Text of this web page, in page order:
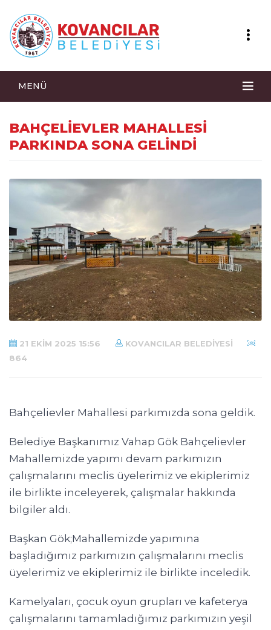
MENÜ
BAHÇELİEVLER MAHALLESİ
PARKINDA SONA GELİNDİ
21 EKIM 2025 15:56
KOVANCILAR BELEDIYESI
864
Bahçelievler Mahallesi parkımızda sona geldik.
Belediye Başkanımız Vahap Gök Bahçelievler
Mahallemizde yapımı devam parkımızın
çalışmalarını meclis üyelerimiz ve ekiplerimiz
ile birlikte inceleyerek, çalışmalar hakkında
bilgiler aldı.
Başkan Gök;Mahallemizde yapımına
başladığımız parkımızın çalışmalarını meclis
üyelerimiz ve ekiplerimiz ile birlikte inceledik.
Kamelyaları, çocuk oyun grupları ve kafeterya
çalışmalarını tamamladığımız parkımızın yeşil